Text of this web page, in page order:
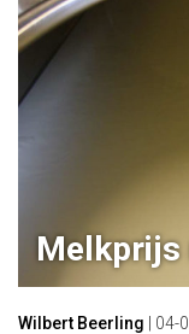
Melkprijs
Wilbert Beerling 04-